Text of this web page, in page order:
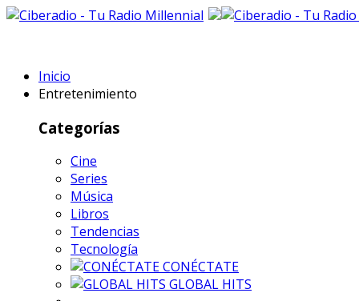
Inicio
Entretenimiento
Categorías
Cine
Series
Música
Libros
Tendencias
Tecnología
CONÉCTATE
GLOBAL HITS